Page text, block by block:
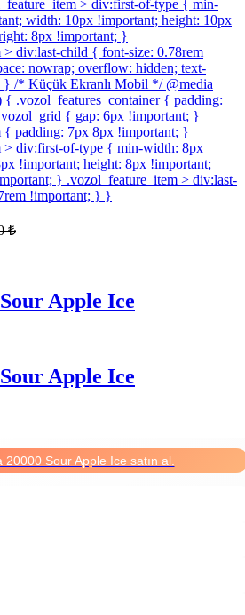
> div:first-of-type { min-
width: 10px !important; height: 10px
8px !important; }
> div:last-child { font-size: 0.78rem
nowrap; overflow: hidden; text-
/* Küçük Ekranlı Mobil */ @media
.vozol_features_container { padding:
{ gap: 6px !important; }
{ padding: 7px 8px !important; }
> div:first-of-type { min-width: 8px
!important; height: 8px !important;
} .vozol_feature_item > div:last-
!important; } }
₺
Apple Ice
Apple Ice
20000 Sour Apple Ice satın al.